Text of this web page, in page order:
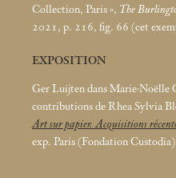
Collection, Paris», The
2021, p. 216, fig. 66 (cet
EXPOSITION
Ger Luijten dans Marie-Noëlle
contributions de Rhea Sylvia
Art sur papier. Acquisitions
exp. Paris (Fondation